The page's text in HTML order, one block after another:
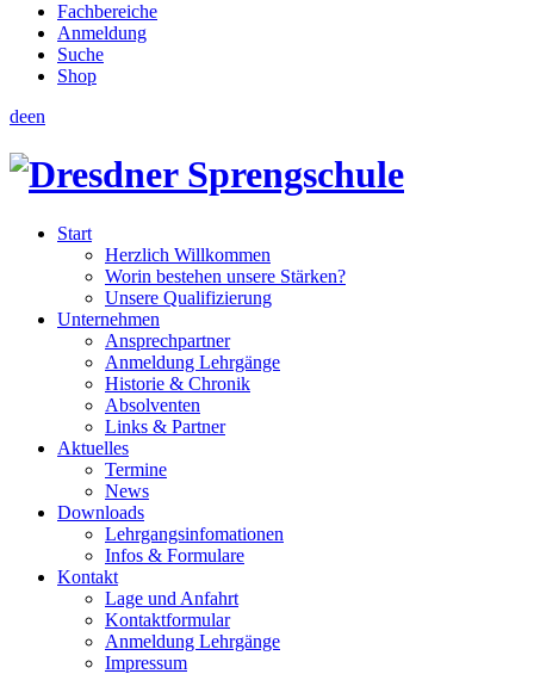
Fachbereiche
Anmeldung
Suche
Shop
deen
Start
Herzlich Willkommen
Worin bestehen unsere Stärken?
Unsere Qualifizierung
Unternehmen
Ansprechpartner
Anmeldung Lehrgänge
Historie & Chronik
Absolventen
Links & Partner
Aktuelles
Termine
News
Downloads
Lehrgangsinfomationen
Infos & Formulare
Kontakt
Lage und Anfahrt
Kontaktformular
Anmeldung Lehrgänge
Impressum